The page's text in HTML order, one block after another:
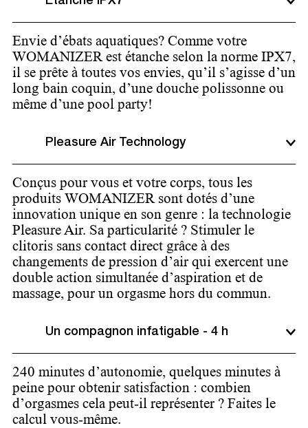
Envie d’ébats aquatiques? Comme votre
WOMANIZER est étanche selon la norme IPX7,
il se prête à toutes vos envies, qu’il s’agisse d’un
long bain coquin, d’une douche polissonne ou
même d’une pool party!
Pleasure Air Technology
Conçus pour vous et votre corps, tous les
produits WOMANIZER sont dotés d’une
innovation unique en son genre : la technologie
Pleasure Air. Sa particularité ? Stimuler le
clitoris sans contact direct grâce à des
changements de pression d’air qui exercent une
double action simultanée d’aspiration et de
massage, pour un orgasme hors du commun.
Un compagnon infatigable - 4 h
240 minutes d’autonomie, quelques minutes à
peine pour obtenir satisfaction : combien
d’orgasmes cela peut-il représenter ? Faites le
calcul vous-même.